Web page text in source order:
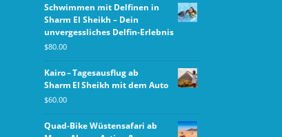
Schwimmen mit Delfinen in
Sharm El Sheikh – Dein
unvergessliches Delfin-Erlebnis
$80.00
Kairo – Tagesausflug ab
Sharm El Sheikh mit dem Auto
$60.00
Quad-Bike Wüstensafari ab